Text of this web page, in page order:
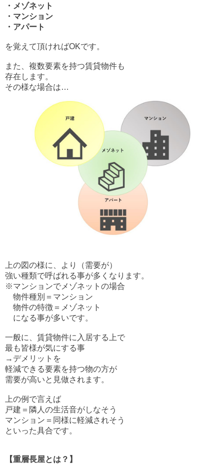
・メゾネット
・マンション
・アパート
を覚えて頂ければOKです。
また、複数要素を持つ賃貸物件も
存在します。
その様な場合は…
上の図の様に、より（需要が）
強い種類で呼ばれる事が多くなります。
※マンションでメゾネットの場合
物件種別＝マンション
物件の特徴＝メゾネット
になる事が多いです。
一般に、賃貸物件に入居する上で
最も皆様が気にする事
→デメリットを
軽減できる要素を持つ物の方が
需要が高いと見做されます。
上の例で言えば
戸建＝隣人の生活音がしなそう
マンション＝同様に軽減されそう
といった具合です。
【重層長屋とは？】